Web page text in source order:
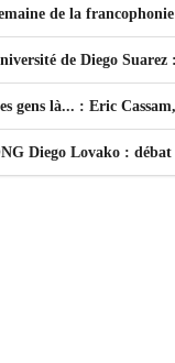
de la
de Diego
gens là... : Eric
Diego Lovako :